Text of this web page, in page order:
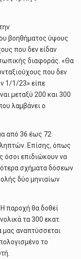
βοηθήματος ύψους
που δεν είδαν
διαφοράς. «Θα
που δεν
1/1/23» είπε
μεταξύ 200 και 300
λαμβάνει ο
από 36 έως 72
Επίσης, όπως
όσοι επιδιώκουν να
σχήματα δόσεων
δύο μηνιαίων
παροχή θα δοθεί
τα 300 εκατ.
αναπτύσσεται
το